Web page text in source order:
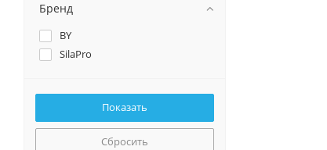
Бренд
BY
SilaPro
Сбросить